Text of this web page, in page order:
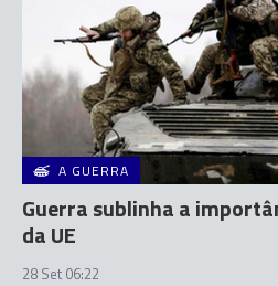
A GUERRA
Guerra sublinha a
da UE
28 Set 06:22